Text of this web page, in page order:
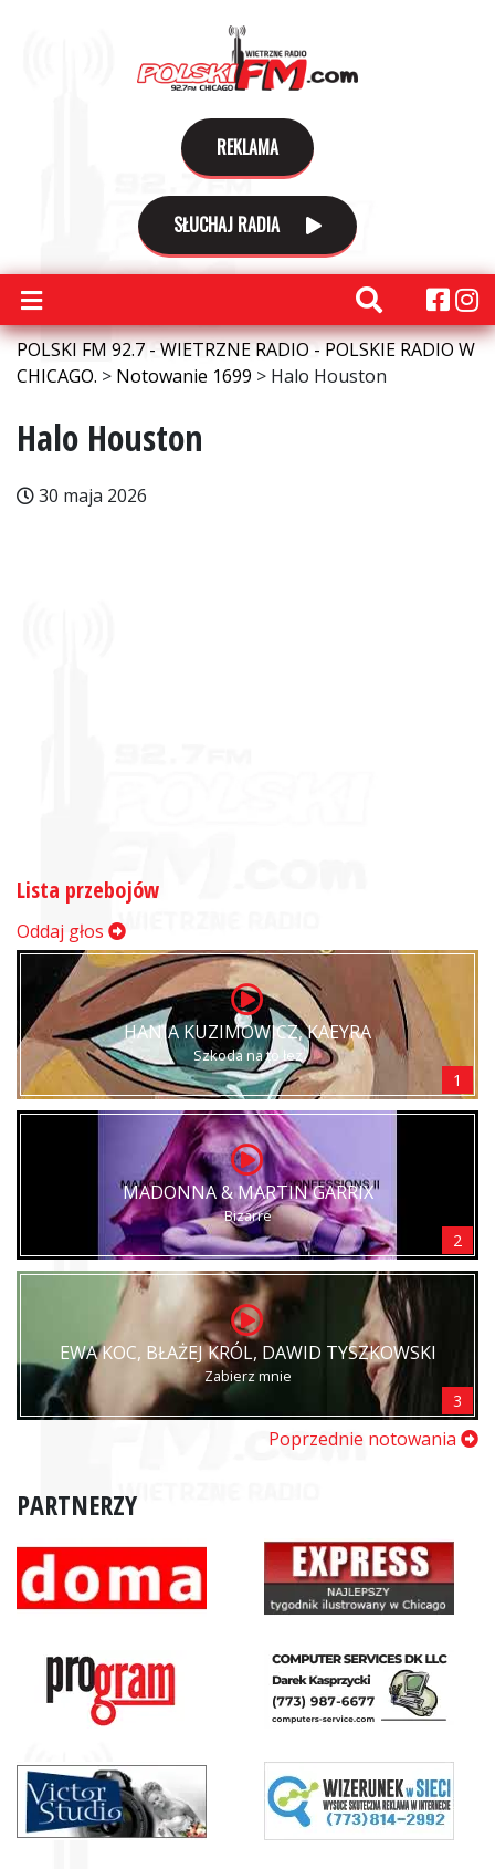
REKLAMA
SŁUCHAJ RADIA
POLSKI FM 92.7 - WIETRZNE RADIO - POLSKIE RADIO W
CHICAGO. > Notowanie 1699 > Halo Houston
Halo Houston
30 maja 2026
Lista przebojów
Oddaj głos
HANIA KUZIMOWICZ, KAEYRA
Szkoda na to łez
1
MADONNA & MARTIN GARRIX
Bizarre
2
EWA KOC, BŁAŻEJ KRÓL, DAWID TYSZKOWSKI
Zabierz mnie
3
Poprzednie notowania
PARTNERZY